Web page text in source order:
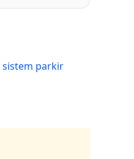
sistem parkir